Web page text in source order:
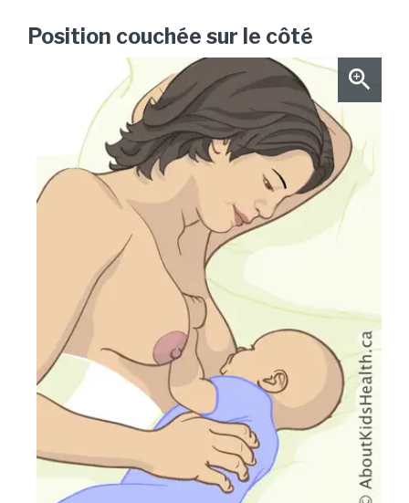
Position couchée sur le côté